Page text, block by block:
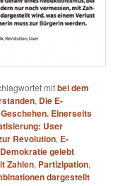
mitbei dem
, Die E-
Einerseits
User
Revolution, E-
gelebt
Zahlen, Partizipation,
dargestellt